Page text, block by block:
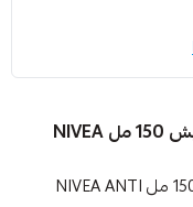
نيفيا بخاخ مضاد التعرق انتعاش دراي فريش 150 مل NIVEA
نيفيا بخاخ مضاد التعرق انتعاش دراي فريش 150 مل NIVEA ANTI